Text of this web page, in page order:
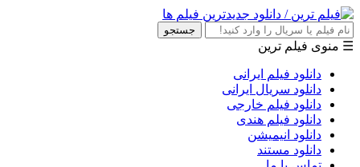
جستجو
☰ منوی فیلم ترین
دانلود فیلم ایرانی
دانلود سریال ایرانی
دانلود فیلم خارجی
دانلود فیلم هندی
دانلود انیمیشن
دانلود مستند